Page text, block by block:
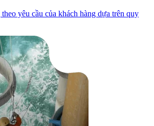
yêu cầu của khách hàng dựa trên quy